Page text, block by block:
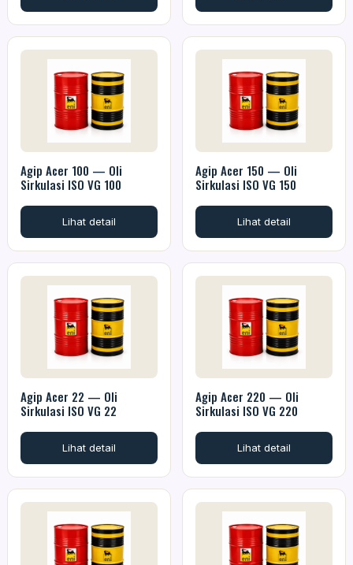
Agip Acer 100 — Oli
Sirkulasi ISO VG 100
Lihat detail
Agip Acer 150 — Oli
Sirkulasi ISO VG 150
Lihat detail
Agip Acer 22 — Oli
Sirkulasi ISO VG 22
Lihat detail
Agip Acer 220 — Oli
Sirkulasi ISO VG 220
Lihat detail